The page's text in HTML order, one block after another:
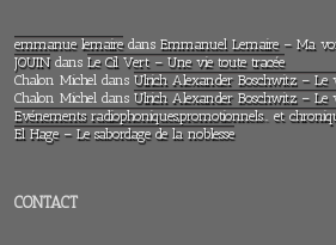
emmanue lemairedans Emmanuel Lemaire – Ma
JOUINdans Le Cil Vert – Une vie toute tracée
Chalon Michel dans Ulrich Alexander Boschwitz – Le
Chalon Michel dans Ulrich Alexander Boschwitz – Le
Evénements radiophoniques,promotionnels… et
El Hage – Le sabordage de la noblesse
CONTACT